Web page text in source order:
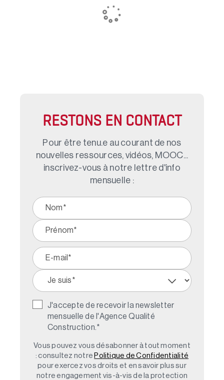
RESTONS EN CONTACT
Pour être tenu.e au courant de nos
nouvelles ressources, vidéos, MOOC...
inscrivez-vous à notre lettre d'info
mensuelle :
J'accepte de recevoir la newsletter
mensuelle de l'Agence Qualité
Construction. *
Vous pouvez vous désabonner à tout moment
: consultez notre Politique de Confidentialité
pour exercez vos droits et en savoir plus sur
notre engagement vis-à-vis de la protection